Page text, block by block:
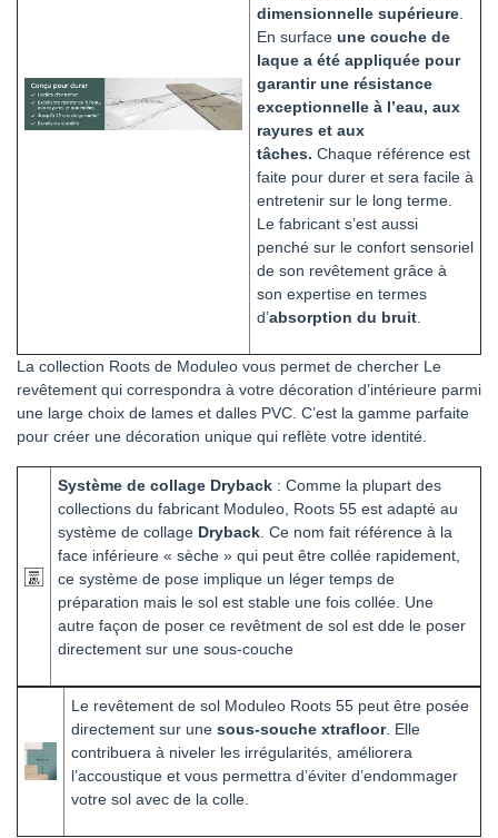
dimensionnelle supérieure
En surface une couche de
laque a été appliquée pour
garantir une résistance
exceptionnelle à l’eau, aux
rayures et aux
tâches. Chaque référence est
faite pour durer et sera facile à
entretenir sur le long terme.
Le fabricant s’est aussi
penché sur le confort sensoriel
de son revêtement grâce à
son expertise en termes
d’absorption du bruit
La collection Roots de Moduleo vous permet de chercher Le
revêtement qui correspondra à votre décoration d’intérieure parmi
une large choix de lames et dalles PVC. C’est la gamme parfaite
pour créer une décoration unique qui reflète votre identité.
Système de collage Dryback : Comme la plupart des
collections du fabricant Moduleo, Roots 55 est adapté au
système de collage Dryback . Ce nom fait référence à la
face inférieure « sèche » qui peut être collée rapidement,
ce système de pose implique un léger temps de
préparation mais le sol est stable une fois collée. Une
autre façon de poser ce revêtment de sol est dde le poser
directement sur une sous-couche
Le revêtement de sol Moduleo Roots 55 peut être posée
directement sur une sous-souche xtrafloor. Elle
contribuera à niveler les irrégularités, améliorera
l’accoustique et vous permettra d’éviter d’endommager
votre sol avec de la colle.